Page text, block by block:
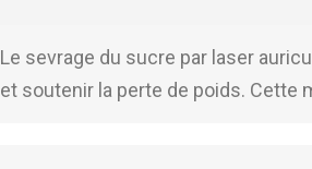
Le sevrage du sucre par laser
et soutenir la perte de poids. Cette